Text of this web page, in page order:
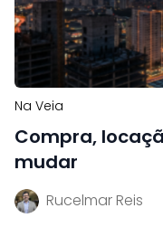
Na Veia
Compra,
mudar
Rucelmar Reis